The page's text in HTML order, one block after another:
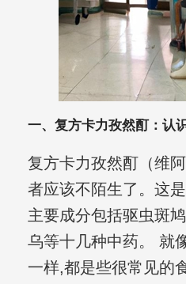
一、复方卡力孜然酊：认
复方卡力孜然酊（维
者应该不陌生了。这
主要成分包括驱虫斑
乌等十几种中药。 就
一样,都是些很常见的